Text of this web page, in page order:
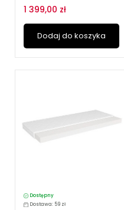
1 399,00 zł
Dodaj do koszyka
Dostępny
Dostawa: 59 zł